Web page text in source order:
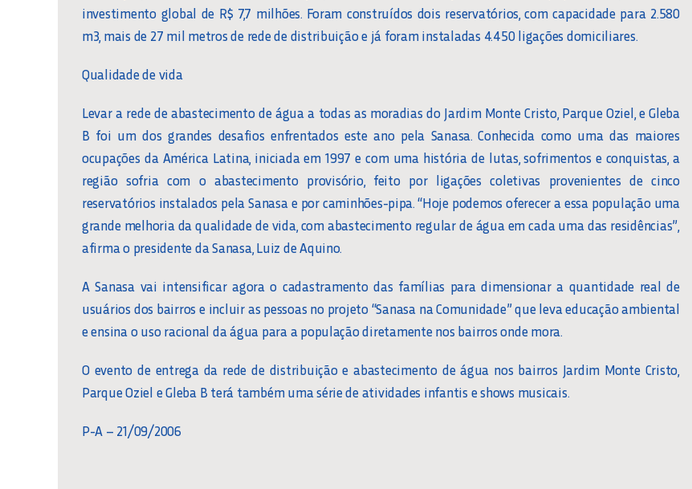
investimento global de R$ 7,7 milhões. Foram construídos dois reservatórios, com capacidade para 2.580
m3, mais de 27 mil metros de rede de distribuição e já foram instaladas 4.450 ligações domiciliares.
Qualidade de vida
Levar a rede de abastecimento de água a todas as moradias do Jardim Monte Cristo, Parque Oziel, e Gleba
B foi um dos grandes desafios enfrentados este ano pela Sanasa. Conhecida como uma das maiores
ocupações da América Latina, iniciada em 1997 e com uma história de lutas, sofrimentos e conquistas, a
região sofria com o abastecimento provisório, feito por ligações coletivas provenientes de cinco
reservatórios instalados pela Sanasa e por caminhões-pipa. “Hoje podemos oferecer a essa população uma
grande melhoria da qualidade de vida, com abastecimento regular de água em cada uma das residências”,
afirma o presidente da Sanasa, Luiz de Aquino.
A Sanasa vai intensificar agora o cadastramento das famílias para dimensionar a quantidade real de
usuários dos bairros e incluir as pessoas no projeto “Sanasa na Comunidade” que leva educação ambiental
e ensina o uso racional da água para a população diretamente nos bairros onde mora.
O evento de entrega da rede de distribuição e abastecimento de água nos bairros Jardim Monte Cristo,
Parque Oziel e Gleba B terá também uma série de atividades infantis e shows musicais.
P-A – 21/09/2006